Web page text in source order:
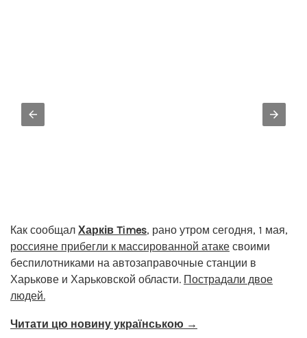
Как сообщал Харків Times, рано утром сегодня, 1 мая,
россияне прибегли к массированной атаке своими
беспилотниками на автозаправочные станции в
Харькове и Харьковской области. Пострадали двое
людей.
Читати цю новину українською →